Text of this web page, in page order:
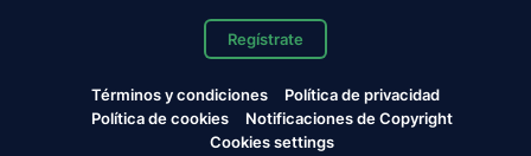
Regístrate
Términos y condiciones
Política de privacidad
Política de cookies
Notificaciones de Copyright
Cookies settings